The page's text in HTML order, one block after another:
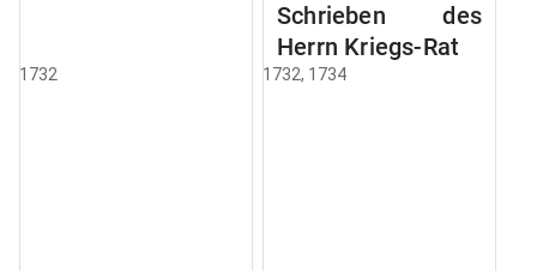
1732
Schrieben des
Herrn Kriegs-Rats
1732, 1734